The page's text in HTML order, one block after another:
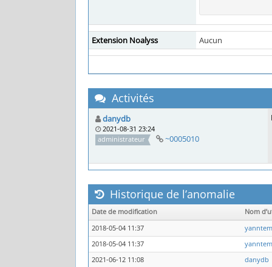
Extension Noalyss Aucun
Activités
danydb
2021-08-31 23:24
administrateur
~0005010
Historique de l’anomalie
Date de modification Nom
2018-05-04 11:37
2018-05-04 11:37
2021-06-12 11:08
danydb